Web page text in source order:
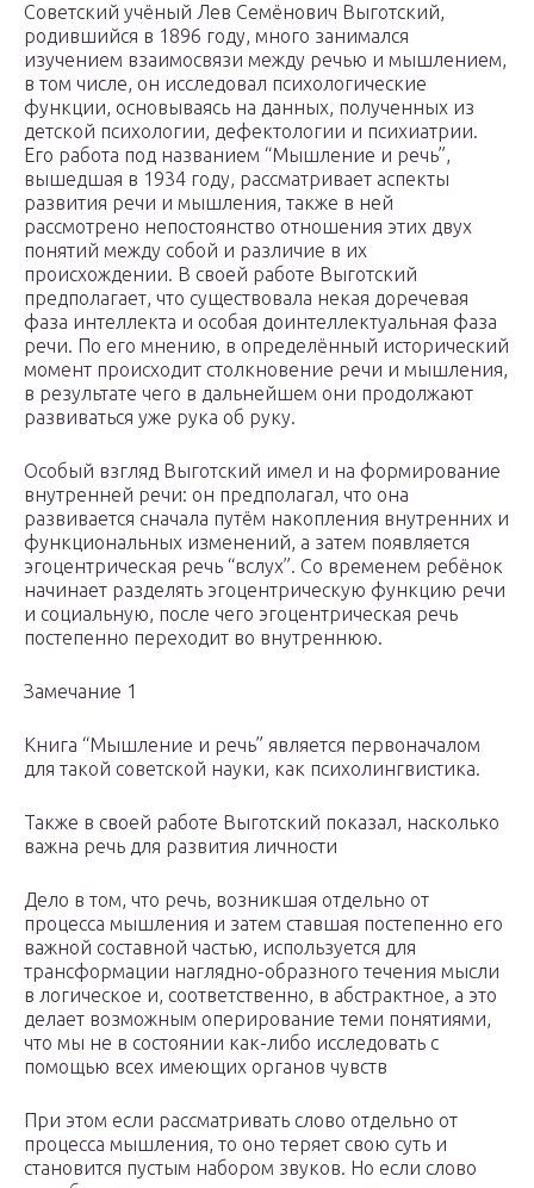
Советский учёный Лев Семёнович Выготский,
родившийся в 1896 году, много занимался
изучением взаимосвязи между речью и мышлением,
в том числе, он исследовал психологические
функции, основываясь на данных, полученных из
детской психологии, дефектологии и психиатрии.
Его работа под названием “Мышление и речь”,
вышедшая в 1934 году, рассматривает аспекты
развития речи и мышления, также в ней
рассмотрено непостоянство отношения этих двух
понятий между собой и различие в их
происхождении. В своей работе Выготский
предполагает, что существовала некая доречевая
фаза интеллекта и особая доинтеллектуальная фаза
речи. По его мнению, в определённый исторический
момент происходит столкновение речи и мышления,
в результате чего в дальнейшем они продолжают
развиваться уже рука об руку.
Особый взгляд Выготский имел и на формирование
внутренней речи: он предполагал, что она
развивается сначала путём накопления внутренних и
функциональных изменений, а затем появляется
эгоцентрическая речь “вслух”. Со временем ребёнок
начинает разделять эгоцентрическую функцию речи
и социальную, после чего эгоцентрическая речь
постепенно переходит во внутреннюю.
Замечание 1
Книга “Мышление и речь” является первоначалом
для такой советской науки, как психолингвистика.
Также в своей работе Выготский показал, насколько
важна речь для развития личности
Дело в том, что речь, возникшая отдельно от
процесса мышления и затем ставшая постепенно его
важной составной частью, используется для
трансформации наглядно-образного течения мысли
в логическое и, соответственно, в абстрактное, а это
делает возможным оперирование теми понятиями,
что мы не в состоянии как-либо исследовать с
помощью всех имеющих органов чувств
При этом если рассматривать слово отдельно от
процесса мышления, то оно теряет свою суть и
становится пустым набором звуков. Но если слово